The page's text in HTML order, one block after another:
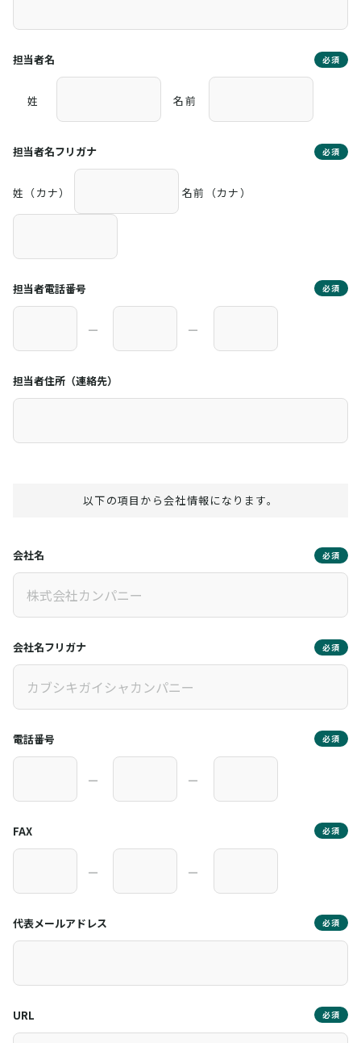
担当者名 必須
姓 名前
担当者名フリガナ 必須
姓（カナ） 名前（カナ）
担当者電話番号 必須
― ―
担当者住所（連絡先）
以下の項目から会社情報になります。
会社名 必須
会社名フリガナ 必須
電話番号 必須
― ―
FAX 必須
― ―
代表メールアドレス 必須
URL 必須